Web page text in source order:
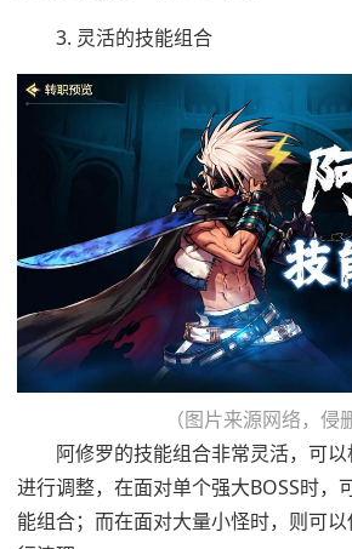
3. 灵活的技能组合
（图片来源网络，侵
阿修罗的技能组合非常灵活，可
进行调整，在面对单个强大BOSS时，
能组合；而在面对大量小怪时，则可